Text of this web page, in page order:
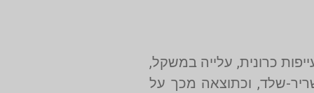
כרונית, עלייה במשקל,
שלד, וכתוצאה מכך על